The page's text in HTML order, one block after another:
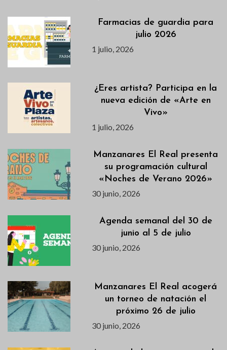
Farmacias de guardia para
julio 2026
1 julio, 2026
¿Eres artista? Participa en la
nueva edición de «Arte en
Vivo»
1 julio, 2026
Manzanares El Real presenta
su programación cultural
«Noches de Verano 2026»
30 junio, 2026
Agenda semanal del 30 de
junio al 5 de julio
30 junio, 2026
Manzanares El Real acogerá
un torneo de natación el
próximo 26 de julio
30 junio, 2026